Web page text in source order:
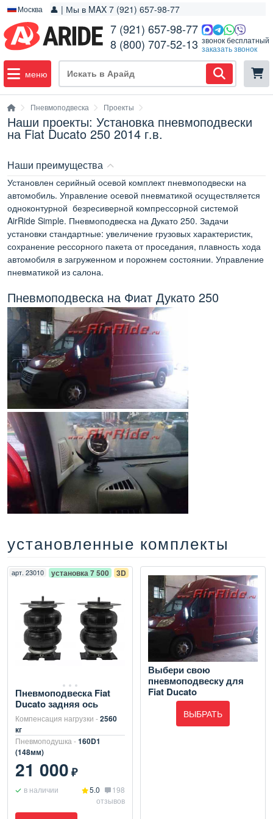
Москва 👤 | Мы в MAX 7 (921) 657-98-77
7 (921) 657-98-77
8 (800) 707-52-13 звонок бесплатный
заказать звонок
меню
Пневмоподвеска Проекты
Наши проекты: Установка пневмоподвески
на Fiat Ducato 250 2014 г.в.
Наши преимущества
Установлен серийный осевой комплект пневмоподвески на
автомобиль. Управление осевой пневматикой осуществляется
одноконтурной безресиверной компрессорной системой
AirRide Simple. Пневмоподвеска на Дукато 250. Задачи
установки стандартные: увеличение грузовых характеристик,
сохранение рессорного пакета от проседания, плавность хода
автомобиля в загруженном и порожнем состоянии. Управление
пневматикой из салона.
Пневмоподвеска на Фиат Дукато 250
установленные комплекты
арт. 23010 установка 7 500 3D
Пневмоподвеска Fiat
Ducato задняя ось
Компенсация нагрузки -2560
кг
Пневмоподушка -160D1
(148мм)
21 000₽
в наличии 5.0
198
отзывов
Выбери свою
пневмоподвеску для
Fiat Ducato
ВЫБРАТЬ